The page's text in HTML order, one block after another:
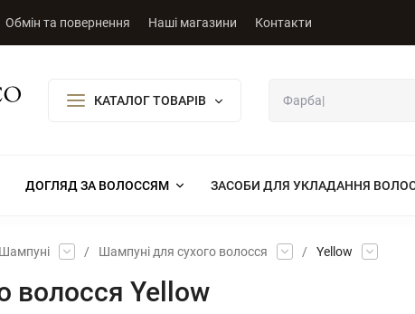
Обмін та повернення Наші магазини Контакти
КАТАЛОГ ТОВАРІВ
ДОГЛЯД ЗА ВОЛОССЯМ ЗАСОБИ ДЛЯ УКЛАДАННЯ
Шампуні / Шампуні для сухого волосся / Yellow
волосся Yellow